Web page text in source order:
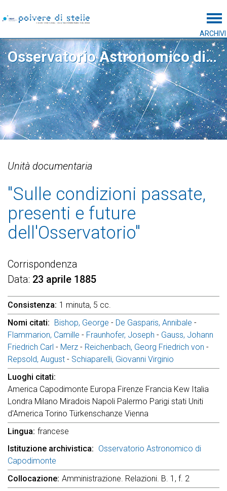
ARCHIVI
Osservatorio Astronomico di Capodimonte
Unità documentaria
"Sulle condizioni passate,
presenti e future
dell'Osservatorio"
Corrispondenza
Data 23 aprile 1885
Consistenza 1 minuta, 5 cc.
Nomi citati
Bishop, George - De Gasparis, Annibale -
Flammarion, Camille - Fraunhofer, Joseph - Gauss, Johann
Friedrich Carl - Merz - Reichenbach, Georg Friedrich von -
Repsold, August - Schiaparelli, Giovanni Virginio
Luoghi citati
America Capodimonte Europa Firenze Francia Kew Italia
Londra Milano Miradois Napoli Palermo Parigi stati Uniti
d'America Torino Türkenschanze Vienna
Lingua francese
Istituzione archivistica
Osservatorio Astronomico di
Capodimonte
Collocazione Amministrazione. Relazioni. B. 1, f. 2